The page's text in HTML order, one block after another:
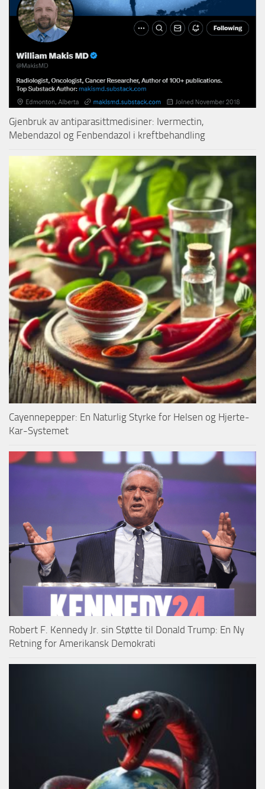
Gjenbruk av antiparasittmedisiner: Ivermectin,
Mebendazol og Fenbendazol i kreftbehandling
Cayennepepper: En Naturlig Styrke for Helsen og Hjerte-
Kar-Systemet
Robert F. Kennedy Jr. sin Støtte til Donald Trump: En Ny
Retning for Amerikansk Demokrati